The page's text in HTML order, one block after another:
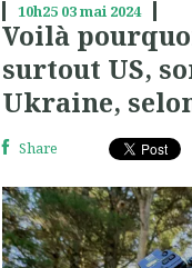
10h25 03mai 2024
Voilà
surtout US,
Ukraine,
Share